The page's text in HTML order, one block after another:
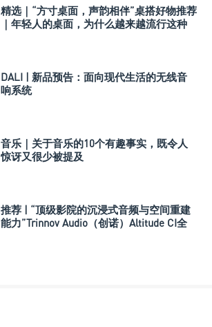
精选｜“方寸桌面，声韵相伴”桌搭好物推荐
｜年轻人的桌面，为什么越来越流行这种
DALI | 新品预告：面向现代生活的无线音
响系统
音乐｜关于音乐的10个有趣事实，既令人
惊讶又很少被提及
推荐 | “顶级影院的沉浸式音频与空间重建
能力”Trinnov Audio（创诺）Altitude CI全